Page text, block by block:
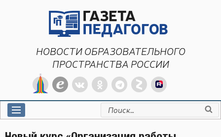
НОВОСТИ ОБРАЗОВАТЕЛЬНОГО
ПРОСТРАНСТВА РОССИИ
Искать: